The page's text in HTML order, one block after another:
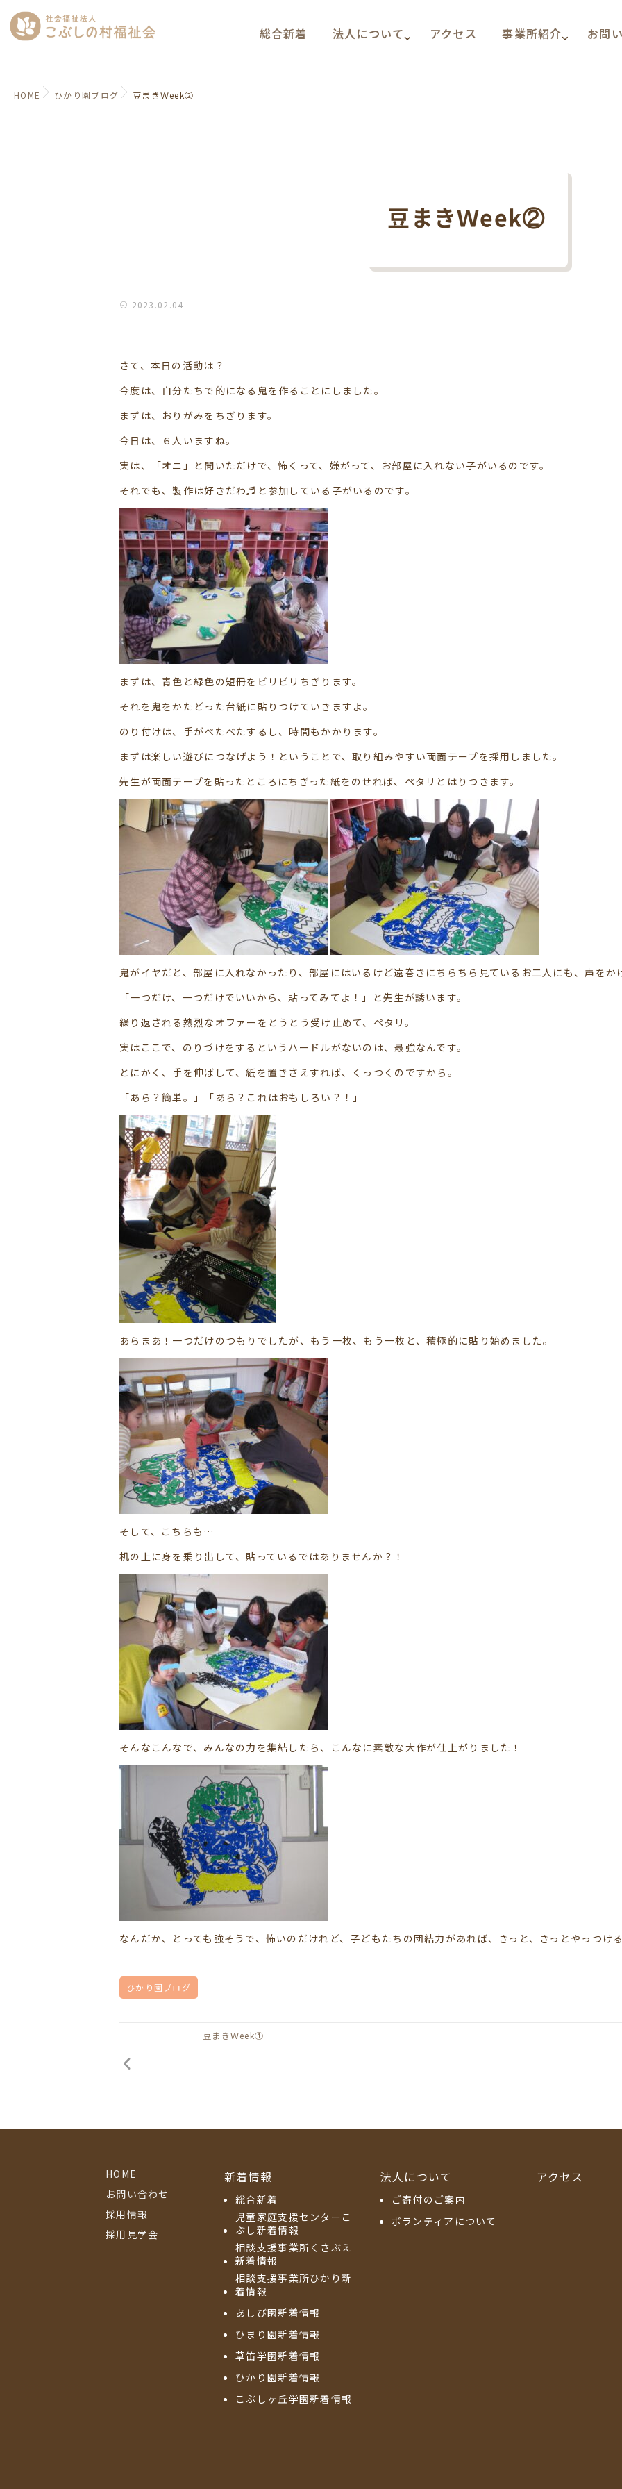
総合新着 法人について アクセス 事業所紹介 お問
HOME ひかり園ブログ 豆まきＷeek②
豆まきＷeek②
2023.02.04
さて、本日の活動は？
今度は、自分たちで的になる鬼を作ることにしました。
まずは、おりがみをちぎります。
今日は、６人いますね。
実は、「オニ」と聞いただけで、怖くって、嫌がって、お部屋に入れない子がいるのです。
それでも、製作は好きだわ♬と参加している子がいるのです。
まずは、青色と緑色の短冊をビリビリちぎります。
それを鬼をかたどった台紙に貼りつけていきますよ。
のり付けは、手がべたべたするし、時間もかかります。
まずは楽しい遊びにつなげよう！ということで、取り組みやすい両面テープを採用しました。
先生が両面テープを貼ったところにちぎった紙をのせれば、ペタリとはりつきます。
鬼がイヤだと、部屋に入れなかったり、部屋にはいるけど遠巻きにちらちら見ているお二人にも、声をか
「一つだけ、一つだけでいいから、貼ってみてよ！」と先生が誘います。
繰り返される熱烈なオファーをとうとう受け止めて、ペタリ。
実はここで、のりづけをするというハードルがないのは、最強なんです。
とにかく、手を伸ばして、紙を置きさえすれば、くっつくのですから。
「あら？簡単。」「あら？これはおもしろい？！」
あらまあ！一つだけのつもりでしたが、もう一枚、もう一枚と、積極的に貼り始めました。
そして、こちらも…
机の上に身を乗り出して、貼っているではありませんか？！
そんなこんなで、みんなの力を集結したら、こんなに素敵な大作が仕上がりました！
なんだか、とっても強そうで、怖いのだけれど、子どもたちの団結力があれば、きっと、きっとやっつ
ひかり園ブログ
豆まきＷeek①
HOME
お問い合わせ
採用情報
採用見学会
新着情報
総合新着
児童家庭支援センターこ
ぶし新着情報
相談支援事業所くさぶえ
新着情報
相談支援事業所ひかり新
着情報
あしび園新着情報
ひまり園新着情報
草笛学園新着情報
ひかり園新着情報
こぶしヶ丘学園新着情報
法人について
ご寄付のご案内
ボランティアについて
アクセス